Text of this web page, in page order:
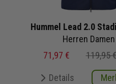
Hummel Lead 2.0
Herren Damen
71,97 €
119,95
Details